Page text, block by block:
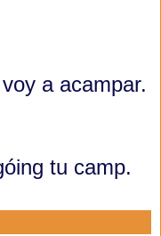
voy a acampar.
tu camp.
4